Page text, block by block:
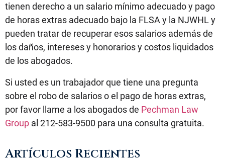
tienen derecho a un salario mínimo adecuado y pago
de horas extras adecuado bajo la FLSA y la NJWHL y
pueden tratar de recuperar esos salarios además de
los daños, intereses y honorarios y costos liquidados
de los abogados.
Si usted es un trabajador que tiene una pregunta
sobre el robo de salarios o el pago de horas extras,
por favor llame a los abogados de Pechman Law
Group al 212-583-9500 para una consulta gratuita.
Artículos Recientes